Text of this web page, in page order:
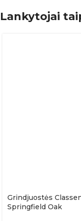
Lankytojai
Grindjuostės
Springfield Oak